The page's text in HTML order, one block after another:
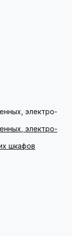
электро-
электро-
шкафов